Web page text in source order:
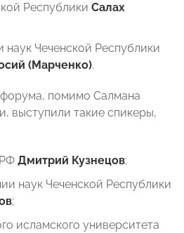
Республики Салах
наук Чеченской Республики
(Марченко).
форума, помимо Салмана
выступили такие спикеры,
Дмитрий Кузнецов;
наук Чеченской Республики
;
исламского университета